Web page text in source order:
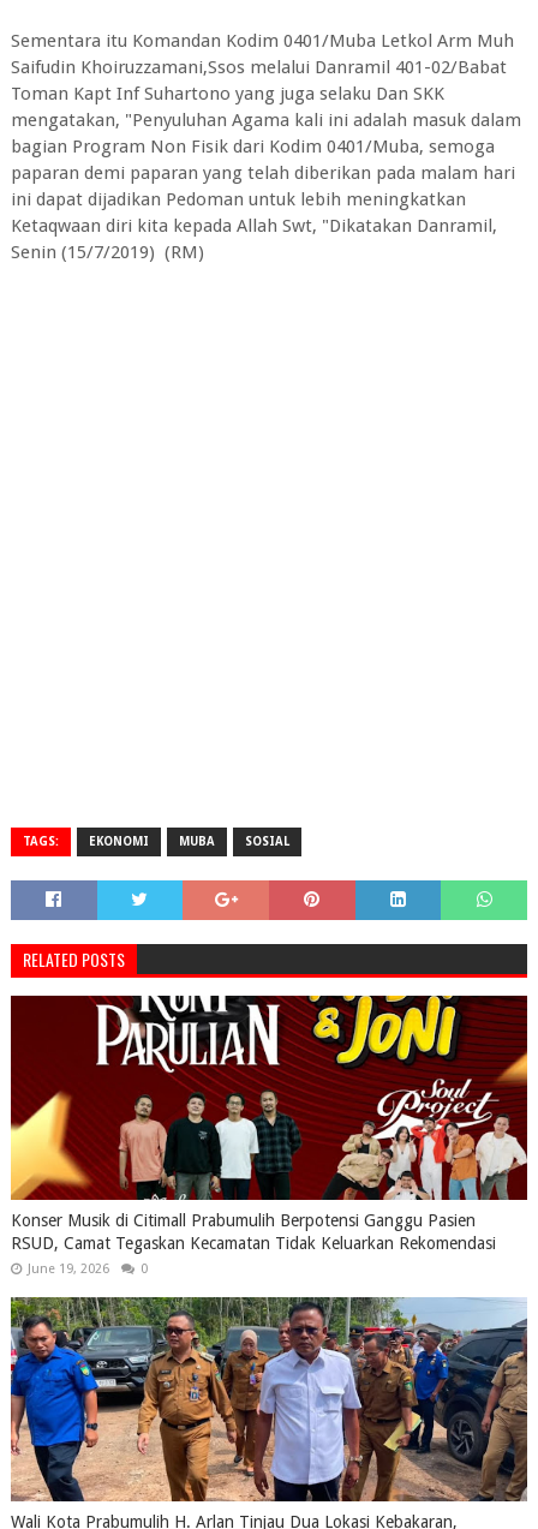
Sementara itu Komandan Kodim 0401/Muba Letkol Arm Muh
Saifudin Khoiruzzamani,Ssos melalui Danramil 401-02/Babat
Toman Kapt Inf Suhartono yang juga selaku Dan SKK
mengatakan, "Penyuluhan Agama kali ini adalah masuk dalam
bagian Program Non Fisik dari Kodim 0401/Muba, semoga
paparan demi paparan yang telah diberikan pada malam hari
ini dapat dijadikan Pedoman untuk lebih meningkatkan
Ketaqwaan diri kita kepada Allah Swt, "Dikatakan Danramil,
Senin (15/7/2019) (RM)
TAGS: EKONOMI MUBA SOSIAL
RELATED POSTS
Konser Musik di Citimall Prabumulih Berpotensi Ganggu Pasien
RSUD, Camat Tegaskan Kecamatan Tidak Keluarkan Rekomendasi
June 19, 2026 0
Wali Kota Prabumulih H. Arlan Tinjau Dua Lokasi Kebakaran,